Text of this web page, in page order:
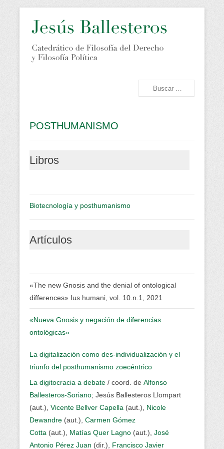
Llompart. Valencia.
Derecho. Filosofía Política. Paz
Buscar
POSTHUMANISMO
Libros
Biotecnología y posthumanismo
Artículos
«The new Gnosis and the denial of ontological
differences» Ius humani, vol. 10.n.1, 2021
«Nueva Gnosis y negación de diferencias
ontológicas»
La digitalización como des-individualización y el
triunfo del posthumanismo zoecéntrico
La digitocracia a debate / coord. de Alfonso
Ballesteros-Soriano; Jesús Ballesteros Llompart
(aut.), Vicente Bellver Capella (aut.), Nicole
Dewandre (aut.), Carmen Gómez
Cotta (aut.), Matías Quer Lagno (aut.), José
Antonio Pérez Juan (dir.), Francisco Javier